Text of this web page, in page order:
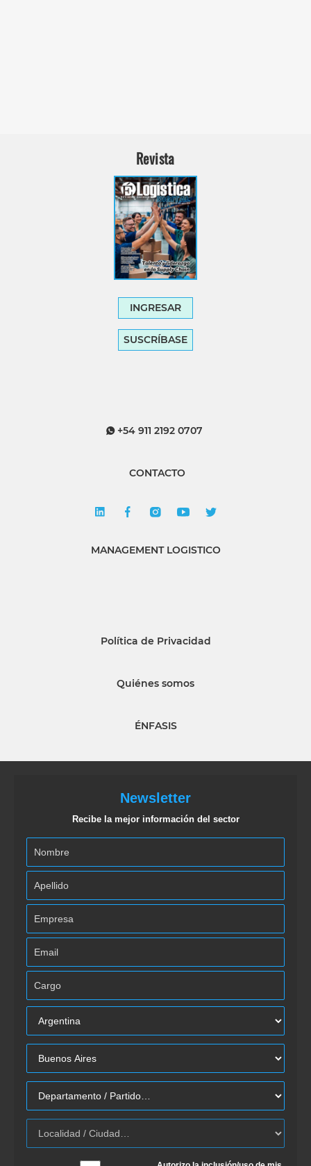
Revista
INGRESAR
SUSCRÍBASE
+54 911 2192 0707
CONTACTO
MANAGEMENT LOGISTICO
Política de Privacidad
Quiénes somos
ÉNFASIS
Newsletter
Recibe la mejor información del sector